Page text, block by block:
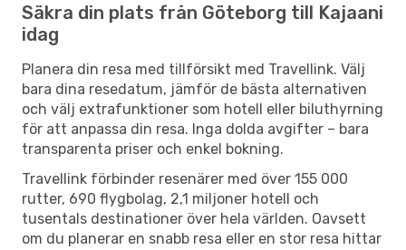
Säkra din plats från Göteborg till Kajaani
idag
Planera din resa med tillförsikt med Travellink. Välj
bara dina resedatum, jämför de bästa alternativen
och välj extrafunktioner som hotell eller biluthyrning
för att anpassa din resa. Inga dolda avgifter – bara
transparenta priser och enkel bokning.
Travellink förbinder resenärer med över 155 000
rutter, 690 flygbolag, 2,1 miljoner hotell och
tusentals destinationer över hela världen. Oavsett
om du planerar en snabb resa eller en stor resa hittar